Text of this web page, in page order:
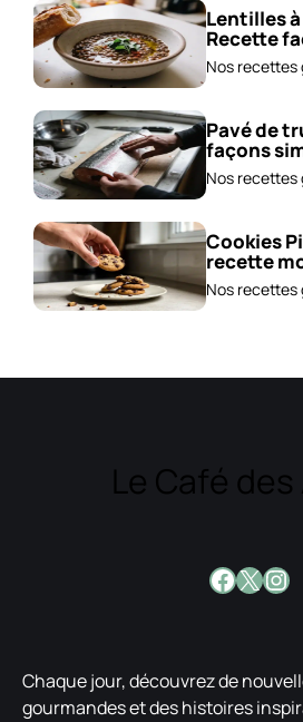
Lentilles
Recette
et
Nos recettes
Pavé de
façons
Nos recettes
Cookies
recette
adopter !
Nos recettes
Le Café
X
Chaque jour, découvrez de
gourmandes et des histoires